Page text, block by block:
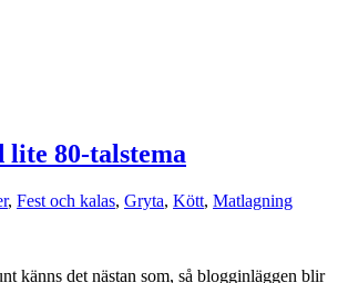
lite 80-talstema
, Fest och kalas, Gryta, Kött, Matlagning
känns det nästan som, så blogginläggen blir